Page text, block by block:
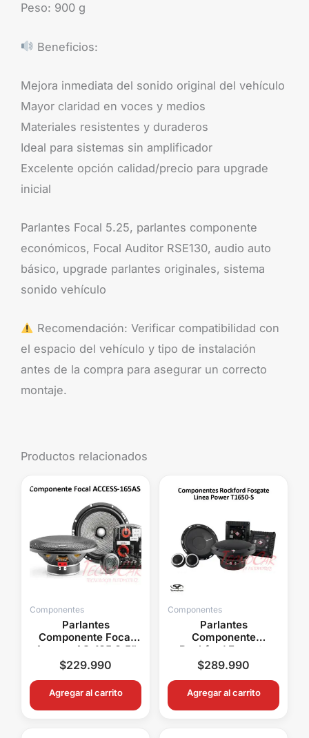
Peso: 900 g
Beneficios:
Mejora inmediata del sonido original del vehículo
Mayor claridad en voces y medios
Materiales resistentes y duraderos
Ideal para sistemas sin amplificador
Excelente opción calidad/precio para upgrade
inicial
Parlantes Focal 5.25, parlantes componente
económicos, Focal Auditor RSE130, audio auto
básico, upgrade parlantes originales, sistema
sonido vehículo
Recomendación: Verificar compatibilidad con
el espacio del vehículo y tipo de instalación
antes de la compra para asegurar un correcto
montaje.
Productos relacionados
Componentes
Parlantes
Componente Focal
Access AS-165 6.5”
60W RMS 120W Máx
4 Ohms
$229.990
Agregar al carrito
Componentes
Parlantes
Componente
Rockford Fosgate
Power T1650S 6.5”
80W RMS 160W Máx
4 Ohms
$289.990
Agregar al carrito